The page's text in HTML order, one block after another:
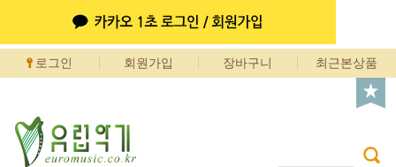
로그인 회원가입 장바구니 최근본상품